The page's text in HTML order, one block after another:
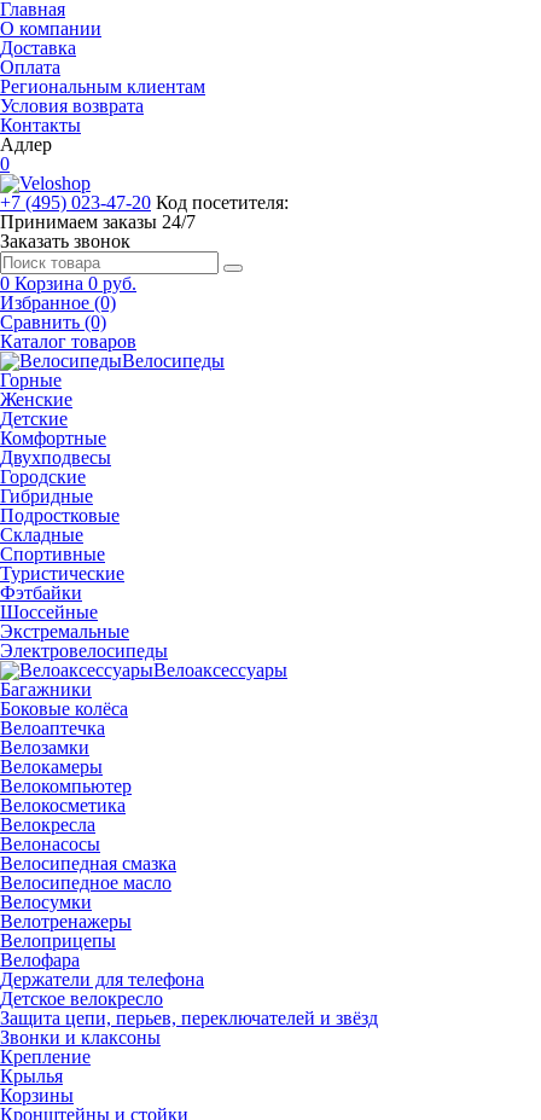
Главная
О компании
Доставка
Оплата
Региональным клиентам
Условия возврата
Контакты
Адлер
0
+7 (495) 023-47-20 Код посетителя:
Принимаем заказы 24/7
Заказать звонок
0 Корзина 0 руб.
Избранное (0)
Сравнить (0)
Каталог товаров
Велосипеды
Горные
Женские
Детские
Комфортные
Двухподвесы
Городские
Гибридные
Подростковые
Складные
Спортивные
Туристические
Фэтбайки
Шоссейные
Экстремальные
Электровелосипеды
Велоаксессуары
Багажники
Боковые колёса
Велоаптечка
Велозамки
Велокамеры
Велокомпьютер
Велокосметика
Велокресла
Велонасосы
Велосипедная смазка
Велосипедное масло
Велосумки
Велотренажеры
Велоприцепы
Велофара
Держатели для телефона
Детское велокресло
Защита цепи, перьев, переключателей и звёзд
Звонки и клаксоны
Крепление
Крылья
Корзины
Кронштейны и стойки